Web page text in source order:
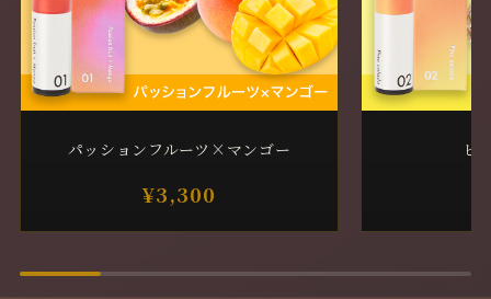
パッションフルーツ×マンゴー
¥3,300
ピ